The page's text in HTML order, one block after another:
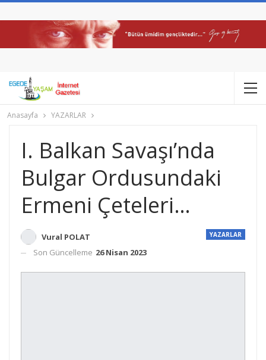
Anasayfa YAZARLAR
I. Balkan Savaşı’nda
Bulgar Ordusundaki
Ermeni Çeteleri…
YAZARLAR
Vural POLAT
Son Güncelleme 26 Nisan 2023